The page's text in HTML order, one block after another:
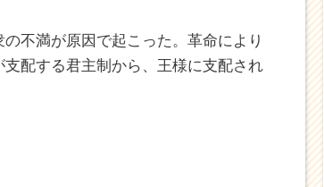
不満が原因で起こった。革命により
配する君主制から、王様に支配され